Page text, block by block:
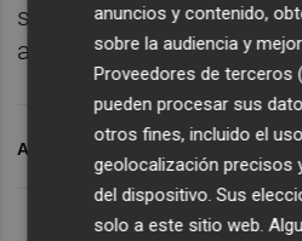
sistema hidráulico,
adecuado
ARCHIVADO EN CHS
anuncios y contenido,
sobre la audiencia y
Proveedores de terceros
pueden procesar sus
otros fines, incluido el
geolocalización precisos
del dispositivo. Sus
solo a este sitio web.